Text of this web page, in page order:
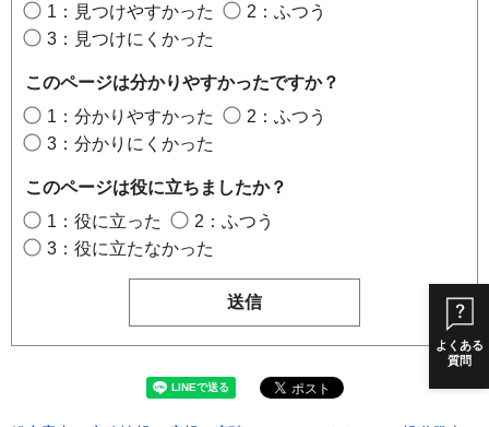
よくある
質問
1：見つけやすかった
2：ふつう
3：見つけにくかった
このページは分かりやすかったですか？
1：分かりやすかった
2：ふつう
3：分かりにくかった
このページは役に立ちましたか？
1：役に立った
2：ふつう
3：役に立たなかった